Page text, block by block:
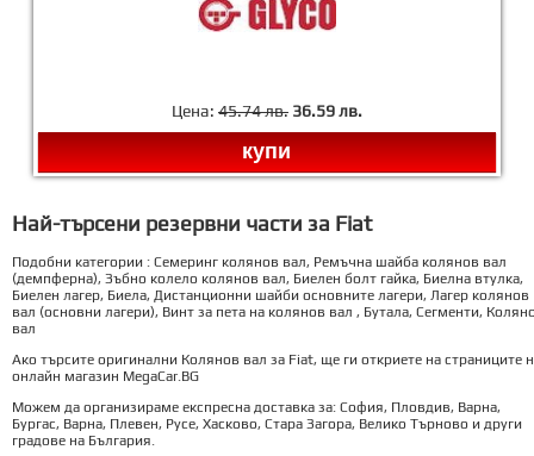
Цена: 45.74 лв. 36.59 лв.
купи
Най-търсени резервни части за Fiat
Подобни категории : Семеринг колянов вал, Ремъчна шайба колянов вал
(демпферна), Зъбно колело колянов вал, Биелен болт гайка, Биелна втулка,
Биелен лагер, Биела, Дистанционни шайби основните лагери, Лагер колянов
вал (основни лагери), Винт за пета на колянов вал , Бутала, Сегменти,
вал
Ако търсите оригинални Колянов вал за Fiat, ще ги откриете на страниците
онлайн магазин MegaCar.BG
Можем да организираме експресна доставка за: София, Пловдив, Варна,
Бургас, Варна, Плевен, Русе, Хасково, Стара Загора, Велико Търново и други
градове на България.